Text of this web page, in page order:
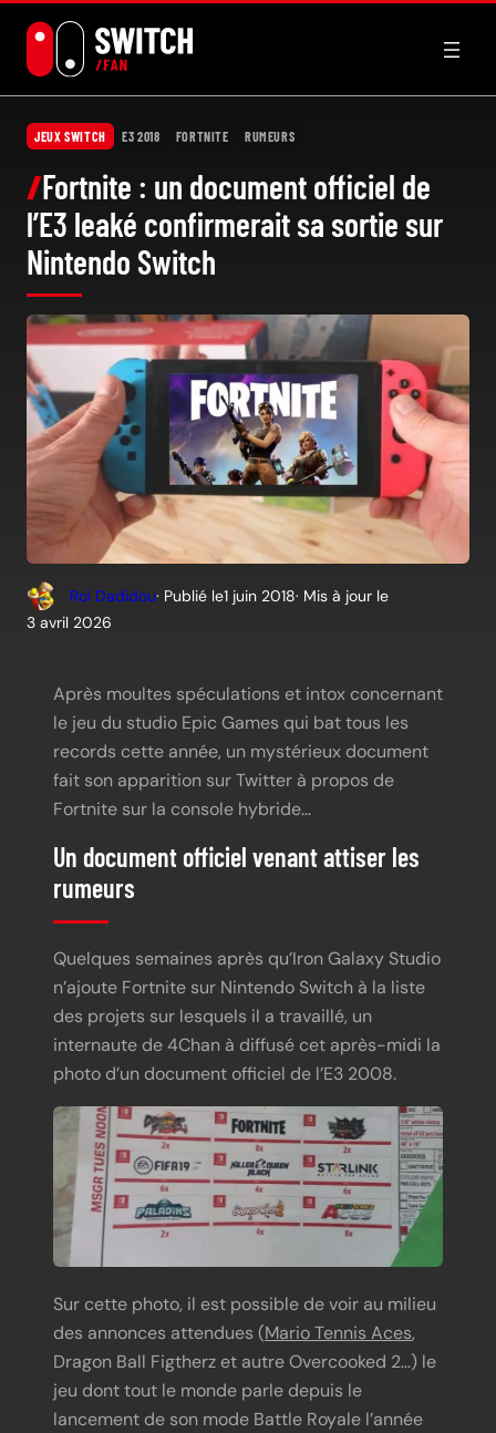
contenu
JEUX SWITCH E3 2018 FORTNITE RUMEURS
Fortnite : un document officiel de
l’E3 leaké confirmerait sa sortie sur
Nintendo Switch
Roi Dadidou· Publié le1 juin 2018· Mis à jour le
3 avril 2026
Après moultes spéculations et intox concernant
le jeu du studio Epic Games qui bat tous les
records cette année, un mystérieux document
fait son apparition sur Twitter à propos de
Fortnite sur la console hybride…
Un document officiel venant attiser les
rumeurs
Quelques semaines après qu’Iron Galaxy Studio
n’ajoute Fortnite sur Nintendo Switch à la liste
des projets sur lesquels il a travaillé, un
internaute de 4Chan à diffusé cet après-midi la
photo d’un document officiel de l’E3 2008.
Sur cette photo, il est possible de voir au milieu
des annonces attendues (Mario Tennis Aces,
Dragon Ball Figtherz et autre Overcooked 2…) le
jeu dont tout le monde parle depuis le
lancement de son mode Battle Royale l’année